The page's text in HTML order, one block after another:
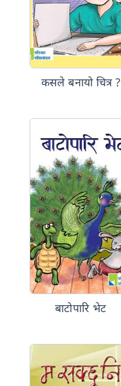
कसले बनायो चित्र ?
बाटोपारि भेट